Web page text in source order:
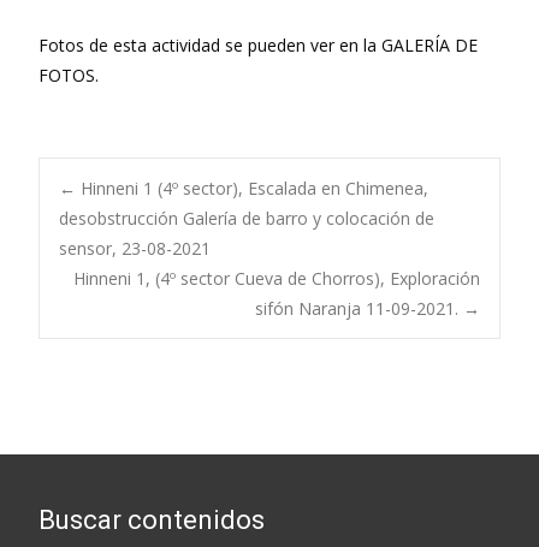
Fotos de esta actividad se pueden ver en la GALERÍA DE
FOTOS.
Navegación
de
entradas
← Hinneni 1 (4º sector), Escalada en Chimenea,
desobstrucción Galería de barro y colocación de
sensor, 23-08-2021
Hinneni 1, (4º sector Cueva de Chorros), Exploración
sifón Naranja 11-09-2021. →
Buscar contenidos